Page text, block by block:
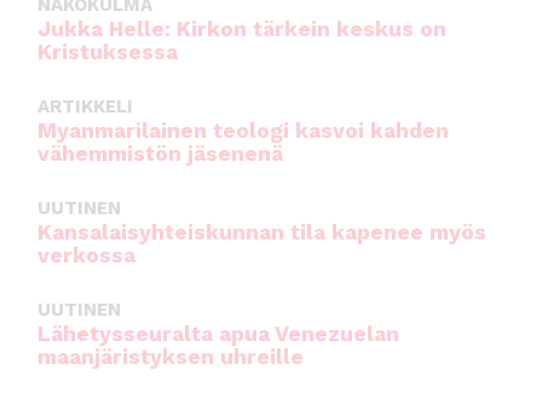
NÄKÖKULMA
Jukka Helle: Kirkon tärkein keskus on
Kristuksessa
ARTIKKELI
Myanmarilainen teologi kasvoi kahden
vähemmistön jäsenenä
UUTINEN
Kansalaisyhteiskunnan tila kapenee myös
verkossa
UUTINEN
Lähetysseuralta apua Venezuelan
maanjäristyksen uhreille